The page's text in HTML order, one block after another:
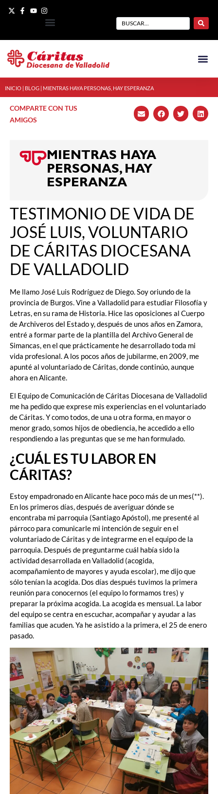
INICIO BLOG MIENTRAS HAYA PERSONAS, HAY ESPERANZA
COMPARTE CON TUS
AMIGOS
MIENTRAS HAYA
PERSONAS, HAY
ESPERANZA
TESTIMONIO DE VIDA DE
JOSÉ LUIS, VOLUNTARIO
DE CÁRITAS DIOCESANA
DE VALLADOLID
Me llamo José Luis Rodríguez de Diego. Soy oriundo de la
provincia de Burgos. Vine a Valladolid para estudiar Filosofía y
Letras, en su rama de Historia. Hice las oposiciones al Cuerpo
de Archiveros del Estado y, después de unos años en Zamora,
entré a formar parte de la plantilla del Archivo General de
Simancas, en el que prácticamente he desarrollado toda mi
vida profesional. A los pocos años de jubilarme, en 2009, me
apunté al voluntariado de Cáritas, donde continúo, aunque
ahora en Alicante.
El Equipo de Comunicación de Cáritas Diocesana de Valladolid
me ha pedido que exprese mis experiencias en el voluntariado
de Cáritas. Y como todos, de una u otra forma, en mayor o
menor grado, somos hijos de obediencia, he accedido a ello
respondiendo a las preguntas que se me han formulado.
¿CUÁL ES TU LABOR EN
CÁRITAS?
Estoy empadronado en Alicante hace poco más de un mes(**).
En los primeros días, después de averiguar dónde se
encontraba mi parroquia (Santiago Apóstol), me presenté al
párroco para comunicarle mi intención de seguir en el
voluntariado de Cáritas y de integrarme en el equipo de la
parroquia. Después de preguntarme cuál había sido la
actividad desarrollada en Valladolid (acogida,
acompañamiento de mayores y ayuda escolar), me dijo que
sólo tenían la acogida. Dos días después tuvimos la primera
reunión para conocernos (el equipo lo formamos tres) y
preparar la próxima acogida. La acogida es mensual. La labor
del equipo se centra en escuchar, acompañar y ayudar a las
familias que acuden. Ya he asistido a la primera, el 25 de enero
pasado.